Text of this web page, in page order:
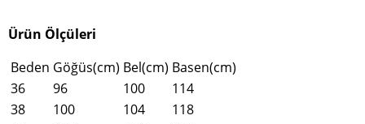
Ürün Ölçüleri
Beden Göğüs(cm) Bel(cm) Basen(cm)
36
96 100
114
38
100 104
118